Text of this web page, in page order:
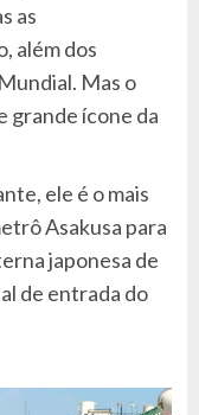
as
além dos
Mas o
grande ícone da
ele é o mais
Asakusa para
japonesa de
de entrada do